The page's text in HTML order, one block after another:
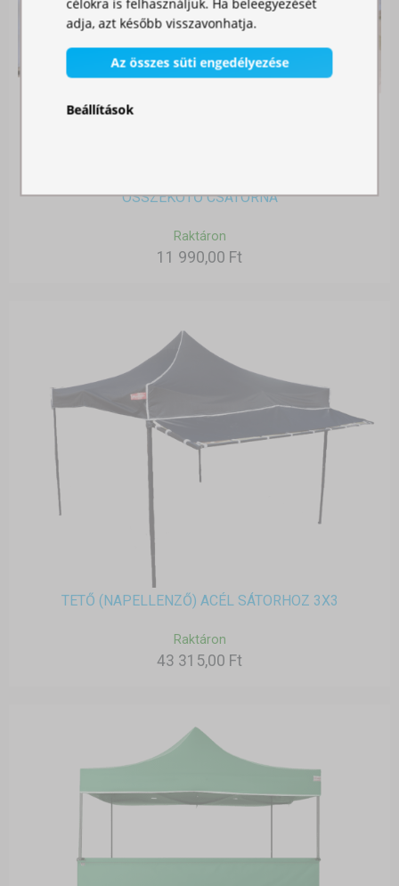
ÖSSZEKÖTŐ CSATORNA
Raktáron
11 990,00 Ft
TETŐ (NAPELLENZŐ) ACÉL SÁTORHOZ 3X3
Raktáron
43 315,00 Ft
célokra is felhasználjuk. Ha beleegyezését
adja, azt később visszavonhatja.
Az összes süti engedélyezése
Beállítások